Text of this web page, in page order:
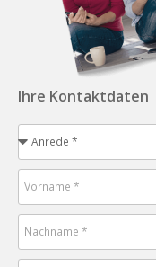
Ihre Kontaktdaten